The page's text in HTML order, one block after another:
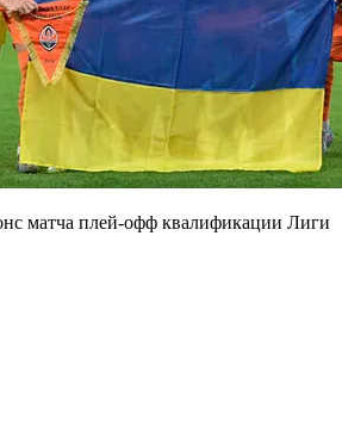
матча плей-офф квалификации Лиги